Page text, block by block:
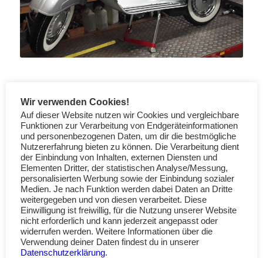
Wir verwenden Cookies!
Auf dieser Website nutzen wir Cookies und vergleichbare
Funktionen zur Verarbeitung von Endgeräteinformationen
und personenbezogenen Daten, um dir die bestmögliche
Nutzererfahrung bieten zu können. Die Verarbeitung dient
der Einbindung von Inhalten, externen Diensten und
Elementen Dritter, der statistischen Analyse/Messung,
personalisierten Werbung sowie der Einbindung sozialer
Medien. Je nach Funktion werden dabei Daten an Dritte
weitergegeben und von diesen verarbeitet. Diese
Einwilligung ist freiwillig, für die Nutzung unserer Website
nicht erforderlich und kann jederzeit angepasst oder
widerrufen werden. Weitere Informationen über die
Verwendung deiner Daten findest du in unserer
Datenschutzerklärung.